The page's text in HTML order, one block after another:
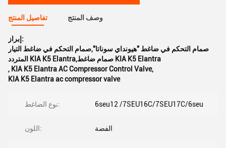
تفاصيل المنتج وصف المنتج
إبراز:
صمام التحكم في ضاغط "هيونداي سوناتا",صمام التحكم في ضاغط التيار
المتردد KIA K5 Elantra,صمام ضاغط KIA K5 Elantra
, KIA K5 Elantra AC Compressor Control Valve,
KIA K5 Elantra ac compressor valve
نوع الضاغط: 6seu12 /7SEU16C/7SEU17C/6seu
اللون: الفضة